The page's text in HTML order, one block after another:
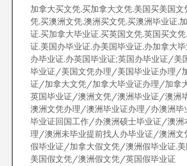
加拿大买文凭.买加拿大文凭.美国买美国文
凭.买澳洲文凭.澳洲买文凭.买澳洲毕业证.
证.买加拿大毕业证.买英国文凭.英国买文
证.美国办毕业证.办美国毕业证.办加拿大
办毕业证.办英国毕业证;英国办毕业证/美
毕业证/美国文凭办理/美国毕业证办理/
证/加拿大文凭/加拿大毕业证办理/加拿
英国毕业证/澳洲文凭/澳洲毕业证/澳洲
澳洲文凭办理/澳洲毕业证办理/办澳洲
毕业证回国工作/办澳洲硕士毕业证/澳洲
理/澳洲未毕业提前找人办毕业证/澳洲文
假毕业证/加拿大假文凭/澳洲假毕业证.
美国假文凭/澳洲假文凭/英国假毕业证